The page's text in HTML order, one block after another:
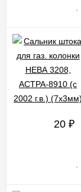
20 ₽